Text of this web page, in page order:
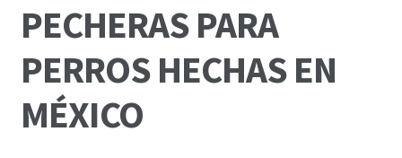
PECHERAS PARA
PERROS HECHAS EN
MÉXICO